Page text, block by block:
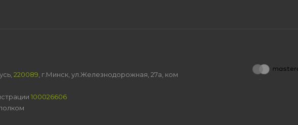
220089 , г.Минск, ул.Железнодорожная, 27а, ком
100026606